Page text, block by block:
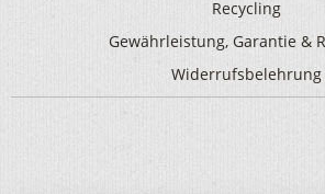
Recycling
Gewährleistung, Garantie &
Widerrufsbelehrung